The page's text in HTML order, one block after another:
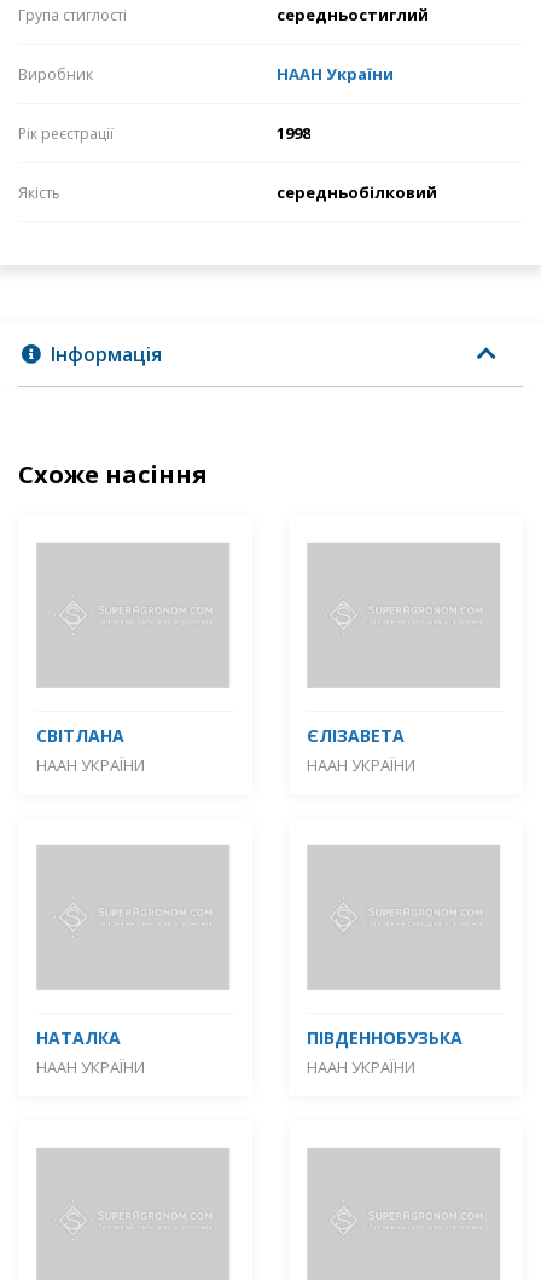
Група стиглості середньостиглий
Виробник НААН України
Рік реєстрації 1998
Якість середньобілковий
Інформація
Схоже насіння
СВІТЛАНА
НААН УКРАЇНИ
ЄЛІЗАВЕТА
НААН УКРАЇНИ
НАТАЛКА
НААН УКРАЇНИ
ПІВДЕННОБУЗЬКА
НААН УКРАЇНИ